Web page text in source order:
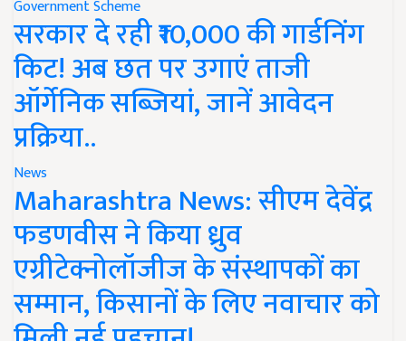
Government Scheme
सरकार दे रही ₹10,000 की गार्डनिंग
किट! अब छत पर उगाएं ताजी
ऑर्गेनिक सब्जियां, जानें आवेदन
प्रक्रिया..
News
Maharashtra News: सीएम देवेंद्र
फडणवीस ने किया ध्रुव
एग्रीटेक्नोलॉजीज के संस्थापकों का
सम्मान, किसानों के लिए नवाचार को